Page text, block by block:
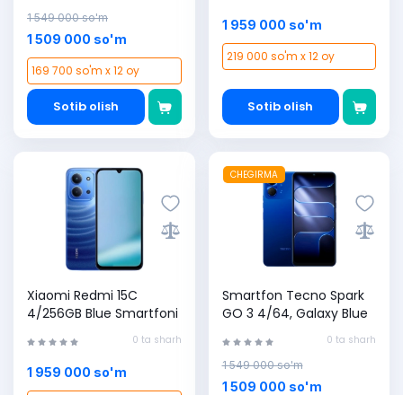
1 549 000 so'm
1 509 000 so'm
169 700 so'm x 12 oy
Sotib olish
1 959 000 so'm
219 000 so'm x 12 oy
Sotib olish
Xiaomi Redmi 15C
4/256GB Blue Smartfoni
0 ta sharh
1 959 000 so'm
CHEGIRMA
Smartfon Tecno Spark
GO 3 4/64, Galaxy Blue
0 ta sharh
1 549 000 so'm
1 509 000 so'm